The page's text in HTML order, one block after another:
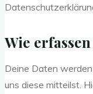
Wie
Deine Daten
uns diese mitteilst.